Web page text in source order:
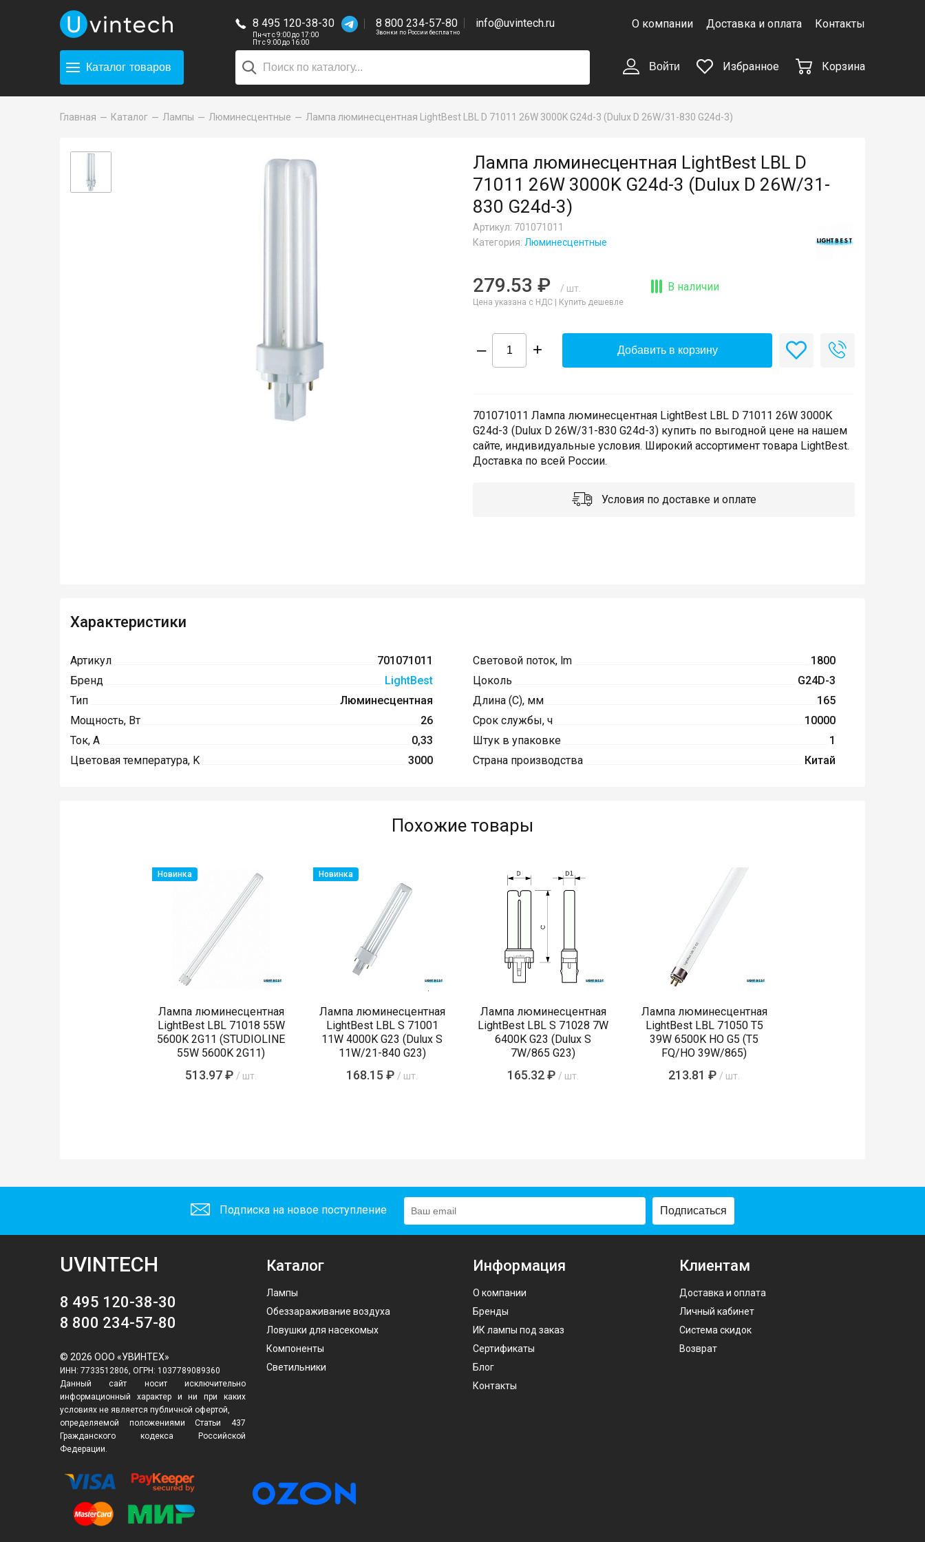
8 495 120-38-30
Пн-чт с 9:00 до 17:00
Пт с 9:00 до 16:00
8 800 234-57-80
Звонки по России бесплатно
info@uvintech.ru О компании Доставка и оплата Контакты
Каталог товаров Войти Избранное Корзина
Главная Каталог Лампы Люминесцентные Лампа люминесцентная LightBest LBL D 71011 26W 3000K G24d-3 (Dulux D 26W/31-830 G24d-3)
Лампа люминесцентная LightBest LBL D
71011 26W 3000K G24d-3 (Dulux D 26W/31-
830 G24d-3)
Артикул: 701071011
Категория: Люминесцентные
279.53 ₽ / шт.
Цена указана с НДС | Купить дешевле
В наличии
– + Добавить в корзину
701071011 Лампа люминесцентная LightBest LBL D 71011 26W 3000K
G24d-3 (Dulux D 26W/31-830 G24d-3) купить по выгодной цене на нашем
сайте, индивидуальные условия. Широкий ассортимент товара LightBest.
Доставка по всей России.
Условия по доставке и оплате
Характеристики
Артикул
701071011
Бренд
LightBest
Тип
Люминесцентная
Мощность, Вт
26
Ток, А
0,33
Цветовая температура, K
3000
Световой поток, lm
1800
Цоколь
G24D-3
Длина (C), мм
165
Срок службы, ч
10000
Штук в упаковке
1
Страна производства
Китай
Похожие товары
Новинка
Лампа люминесцентная
LightBest LBL 71018 55W
5600K 2G11 (STUDIOLINE
55W 5600K 2G11)
513.97 ₽ / шт.
Новинка
Лампа люминесцентная
LightBest LBL S 71001
11W 4000K G23 (Dulux S
11W/21-840 G23)
168.15 ₽ / шт.
Лампа люминесцентная
LightBest LBL S 71028 7W
6400K G23 (Dulux S
7W/865 G23)
165.32 ₽ / шт.
Лампа люминесцентная
LightBest LBL 71050 T5
39W 6500K HO G5 (T5
FQ/HO 39W/865)
213.81 ₽ / шт.
Подписка на новое поступление Подписаться
UVINTECH
8 495 120-38-30
8 800 234-57-80
© 2026 ООО «УВИНТЕХ»
ИНН: 7733512806, ОГРН: 1037789089360
Данный сайт носит исключительно
информационный характер и ни при каких
условиях не является публичной офертой,
определяемой положениями Статьи 437
Гражданского кодекса Российской
Федерации.
Каталог
Лампы
Обеззараживание воздуха
Ловушки для насекомых
Компоненты
Светильники
Информация
О компании
Бренды
ИК лампы под заказ
Сертификаты
Блог
Контакты
Клиентам
Доставка и оплата
Личный кабинет
Система скидок
Возврат